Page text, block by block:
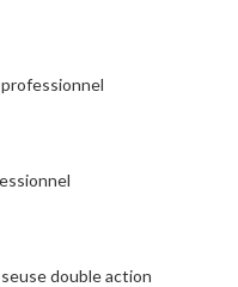
double action